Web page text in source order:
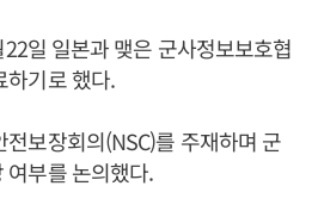
일 일본과 맺은 군사정보보호협
하기로 했다.
전보장회의(NSC)를 주재하며 군
여부를 논의했다.